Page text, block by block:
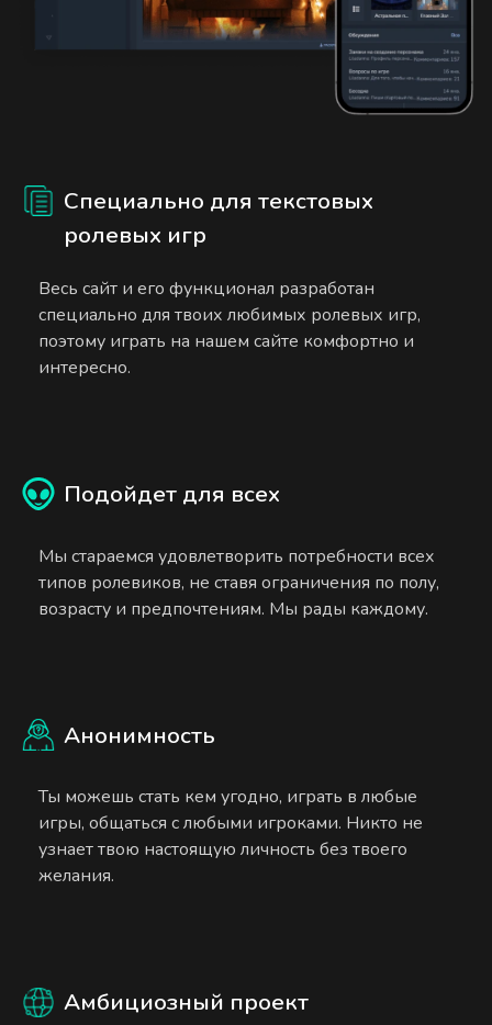
Специально для текстовых
ролевых игр
Весь сайт и его функционал разработан
специально для твоих любимых ролевых игр,
поэтому играть на нашем сайте комфортно и
интересно.
Подойдет для всех
Мы стараемся удовлетворить потребности всех
типов ролевиков, не ставя ограничения по полу,
возрасту и предпочтениям. Мы рады каждому.
Анонимность
Ты можешь стать кем угодно, играть в любые
игры, общаться с любыми игроками. Никто не
узнает твою настоящую личность без твоего
желания.
Амбициозный проект